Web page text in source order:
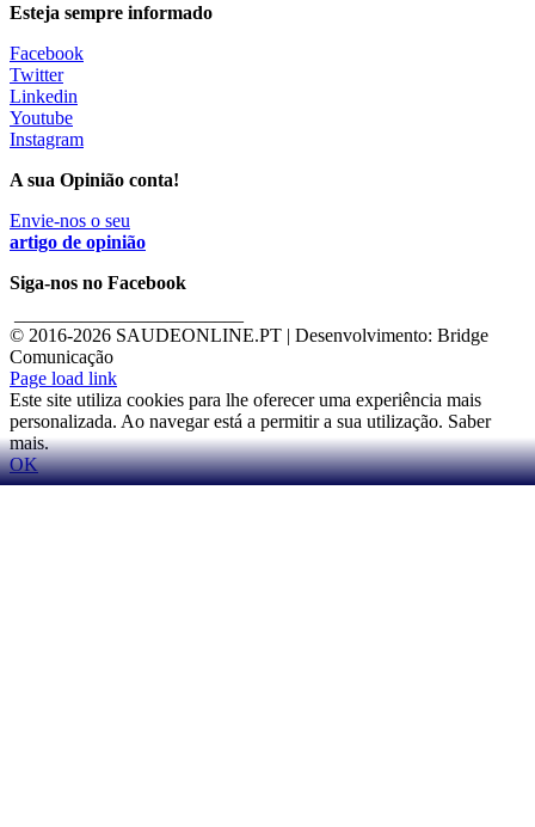
Esteja sempre informado
Facebook
Twitter
Linkedin
Youtube
Instagram
A sua Opinião conta!
Envie-nos o seu
artigo de opinião
Siga-nos no Facebook
© 2016-2026 SAUDEONLINE.PT | Desenvolvimento: Bridge
Comunicação
Page load link
Este site utiliza cookies para lhe oferecer uma experiência mais
personalizada. Ao navegar está a permitir a sua utilização. Saber
mais.
OK
Go